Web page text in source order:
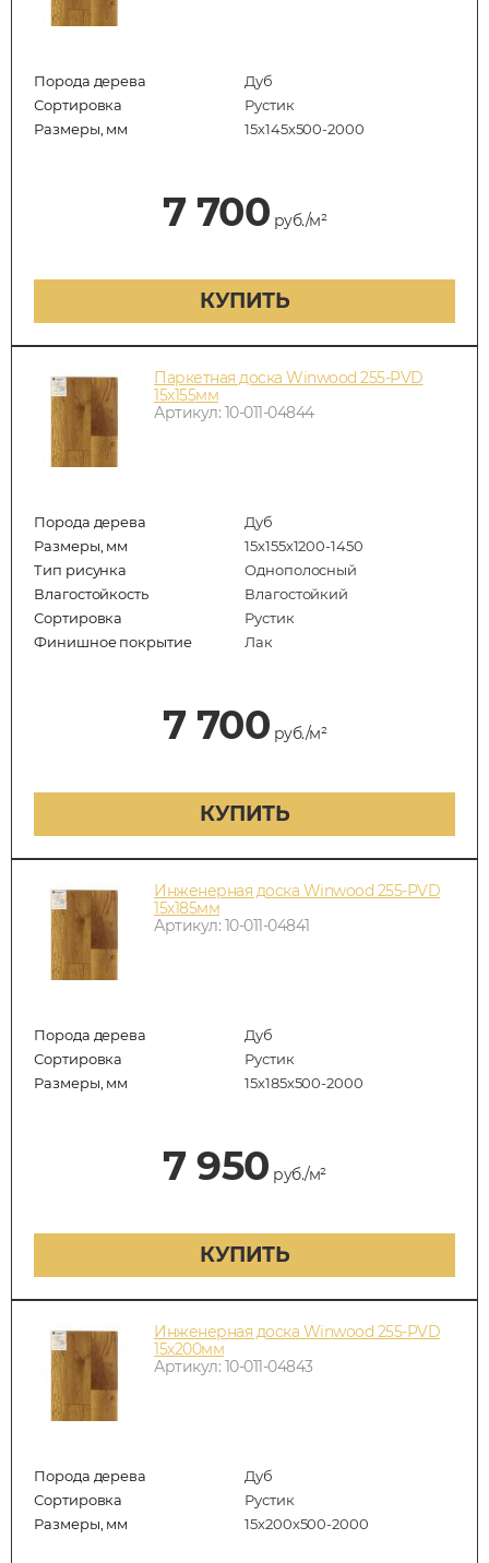
Порода дерева
Дуб
Сортировка
Рустик
Размеры, мм
15х145х500-2000
7 700 руб./м²
КУПИТЬ
Паркетная доска Winwood 255-PVD
15х155мм
Артикул: 10-011-04844
Порода дерева
Дуб
Размеры, мм
15х155х1200-1450
Тип рисунка
Однополосный
Влагостойкость
Влагостойкий
Сортировка
Рустик
Финишное покрытие
Лак
7 700 руб./м²
КУПИТЬ
Инженерная доска Winwood 255-PVD
15х185мм
Артикул: 10-011-04841
Порода дерева
Дуб
Сортировка
Рустик
Размеры, мм
15х185х500-2000
7 950 руб./м²
КУПИТЬ
Инженерная доска Winwood 255-PVD
15х200мм
Артикул: 10-011-04843
Порода дерева
Дуб
Сортировка
Рустик
Размеры, мм
15х200х500-2000